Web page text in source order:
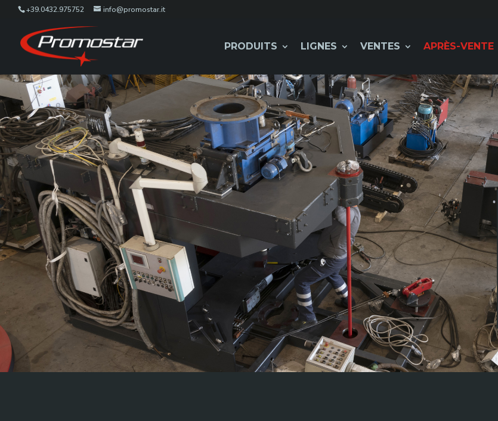
+39.0432.975752 info@promostar.it
PRODUITS LIGNES VENTES APRÈS-VENTE